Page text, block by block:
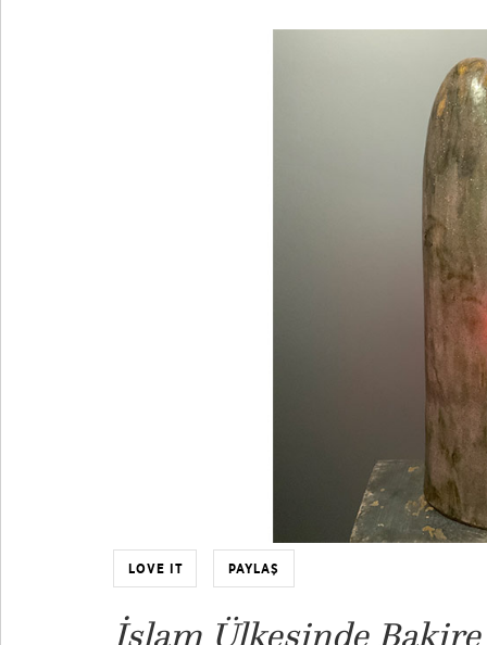
LOVE IT PAYLAŞ
İslam Ülkesinde